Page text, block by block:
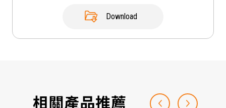
Download
相關產品推薦